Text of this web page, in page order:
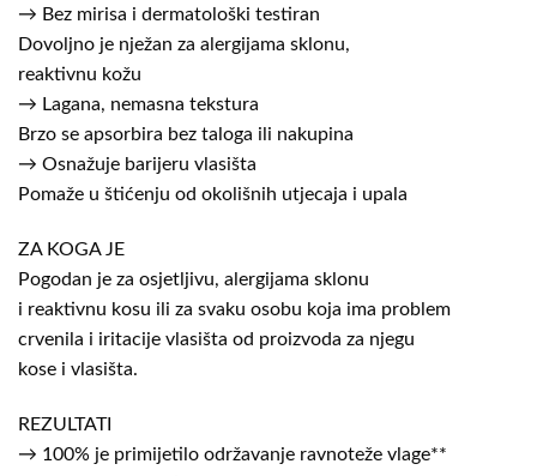
→ Bez mirisa i dermatološki testiran
Dovoljno je nježan za alergijama sklonu,
reaktivnu kožu
→ Lagana, nemasna tekstura
Brzo se apsorbira bez taloga ili nakupina
→ Osnažuje barijeru vlasišta
Pomaže u štićenju od okolišnih utjecaja i upala
ZA KOGA JE
Pogodan je za osjetljivu, alergijama sklonu
i reaktivnu kosu ili za svaku osobu koja ima problem
crvenila i iritacije vlasišta od proizvoda za njegu
kose i vlasišta.
REZULTATI
→ 100% je primijetilo održavanje ravnoteže vlage**